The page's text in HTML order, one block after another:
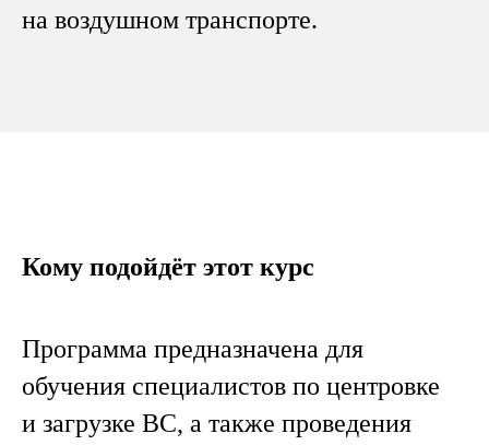
на воздушном транспорте.
Кому подойдёт этот курс
Программа предназначена для
обучения специалистов по центровке
и загрузке ВС, а также проведения